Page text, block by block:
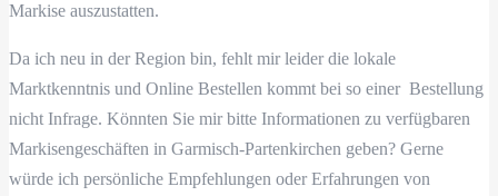
Markise auszustatten.
Da ich neu in der Region bin, fehlt mir leider die lokale
Marktkenntnis und Online Bestellen kommt bei so einer Bestellung
nicht Infrage. Könnten Sie mir bitte Informationen zu verfügbaren
Markisengeschäften in Garmisch-Partenkirchen geben? Gerne
würde ich persönliche Empfehlungen oder Erfahrungen von